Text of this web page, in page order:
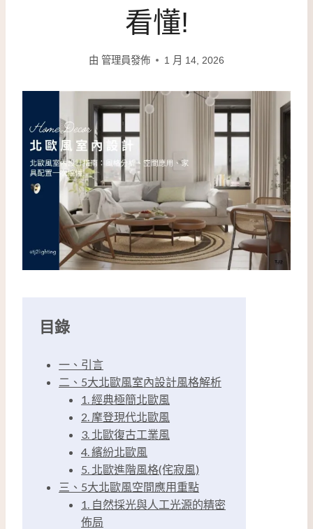
看懂!
由 管理員發佈 1 月 14, 2026
目錄
一、引言
二、5大北歐風室內設計風格解析
1. 經典極簡北歐風
2. 摩登現代北歐風
3. 北歐復古工業風
4. 繽紛北歐風
5. 北歐進階風格(侘寂風)
三、5大北歐風空間應用重點
1. 自然採光與人工光源的精密
佈局